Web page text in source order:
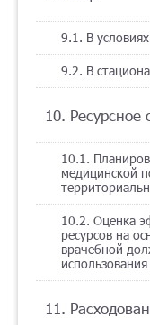
9.1. В
9.2. В
10. Ресурсное
10.1.
медицинской
10.2. Оценка
ресурсов на
врачебной
11.